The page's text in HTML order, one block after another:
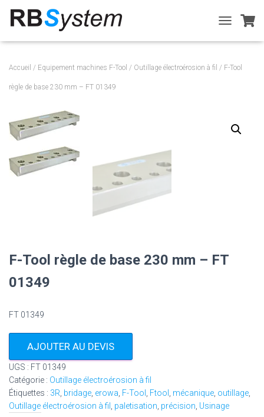
O
G
Accueil / Equipement machines F-Tool / Outillage électroérosion à fil / F-Tool
règle de base 230 mm – FT 01349
F-Tool règle de base 230 mm – FT
01349
FT 01349
AJOUTER AU DEVIS
UGS : FT 01349
Catégorie : Outillage électroérosion à fil
Étiquettes : 3R bridage erowa F-Tool Ftool mécanique outillage
Outillage électroérosion à fil
paletisation précision Usinage